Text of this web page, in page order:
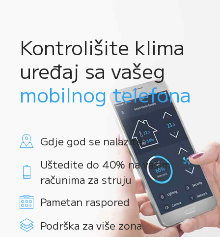
Kontrolišite klima
uređaj sa vašeg
mobilnog telefona
Gdje god se nalazite
Uštedite do 40% na vašim
računima za struju
Pametan raspored
Podrška za više zona